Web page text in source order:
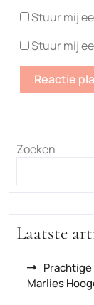
Stuur mij
Stuur mij
Zoeken
Laatste
Marlies